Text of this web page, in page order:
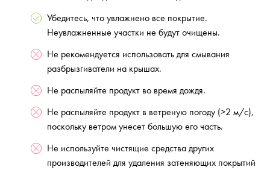
Убедитесь, что увлажнено все покрытие.
Неувлажненные участки не будут очищены.
Не рекомендуется использовать для смывания
разбрызгиватели на крышах.
Не распыляйте продукт во время дождя.
Не распыляйте продукт в ветреную погоду (>2 м/с),
поскольку ветром унесет большую его часть.
Не используйте чистящие средства других
производителей для удаления затеняющих покрытий